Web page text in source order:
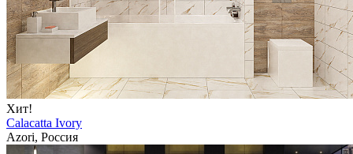
Хит!
Calacatta Ivory
Azori, Россия